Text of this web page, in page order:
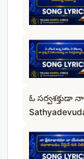
ఓ సర్వశక్తుడా